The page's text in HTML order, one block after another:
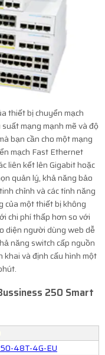
thiết bị chuyển mạch
mạng mạnh mẽ và độ
bạn cần cho một mạng
mạch Fast Ethernet
liên kết lên Gigabit hoặc
quản lý, khả năng bảo
chỉnh và các tính năng
của một thiết bị không
chi phí thấp hơn so với
diện người dùng web dễ
năng switch cấp nguồn
khai và định cấu hình một
250 Smart
48T-4G-EU